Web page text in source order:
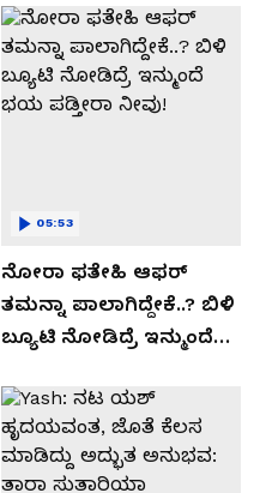
ನೋರಾ ಫತೇಹಿ ಆಫರ್​
ತಮನ್ನಾ ಪಾಲಾಗಿದ್ದೇಕೆ..? ಬಿಳಿ
ಬ್ಯೂಟಿ ನೋಡಿದ್ರೆ ಇನ್ಮುಂದೆ
05:53